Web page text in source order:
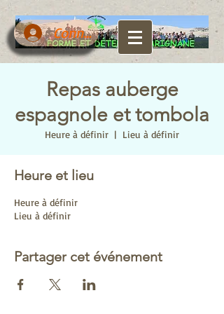
Connexion
Repas auberge
espagnole et tombola
Heure à définir
  |
Lieu à définir
Heure et lieu
Heure à définir
Lieu à définir
Partager cet événement